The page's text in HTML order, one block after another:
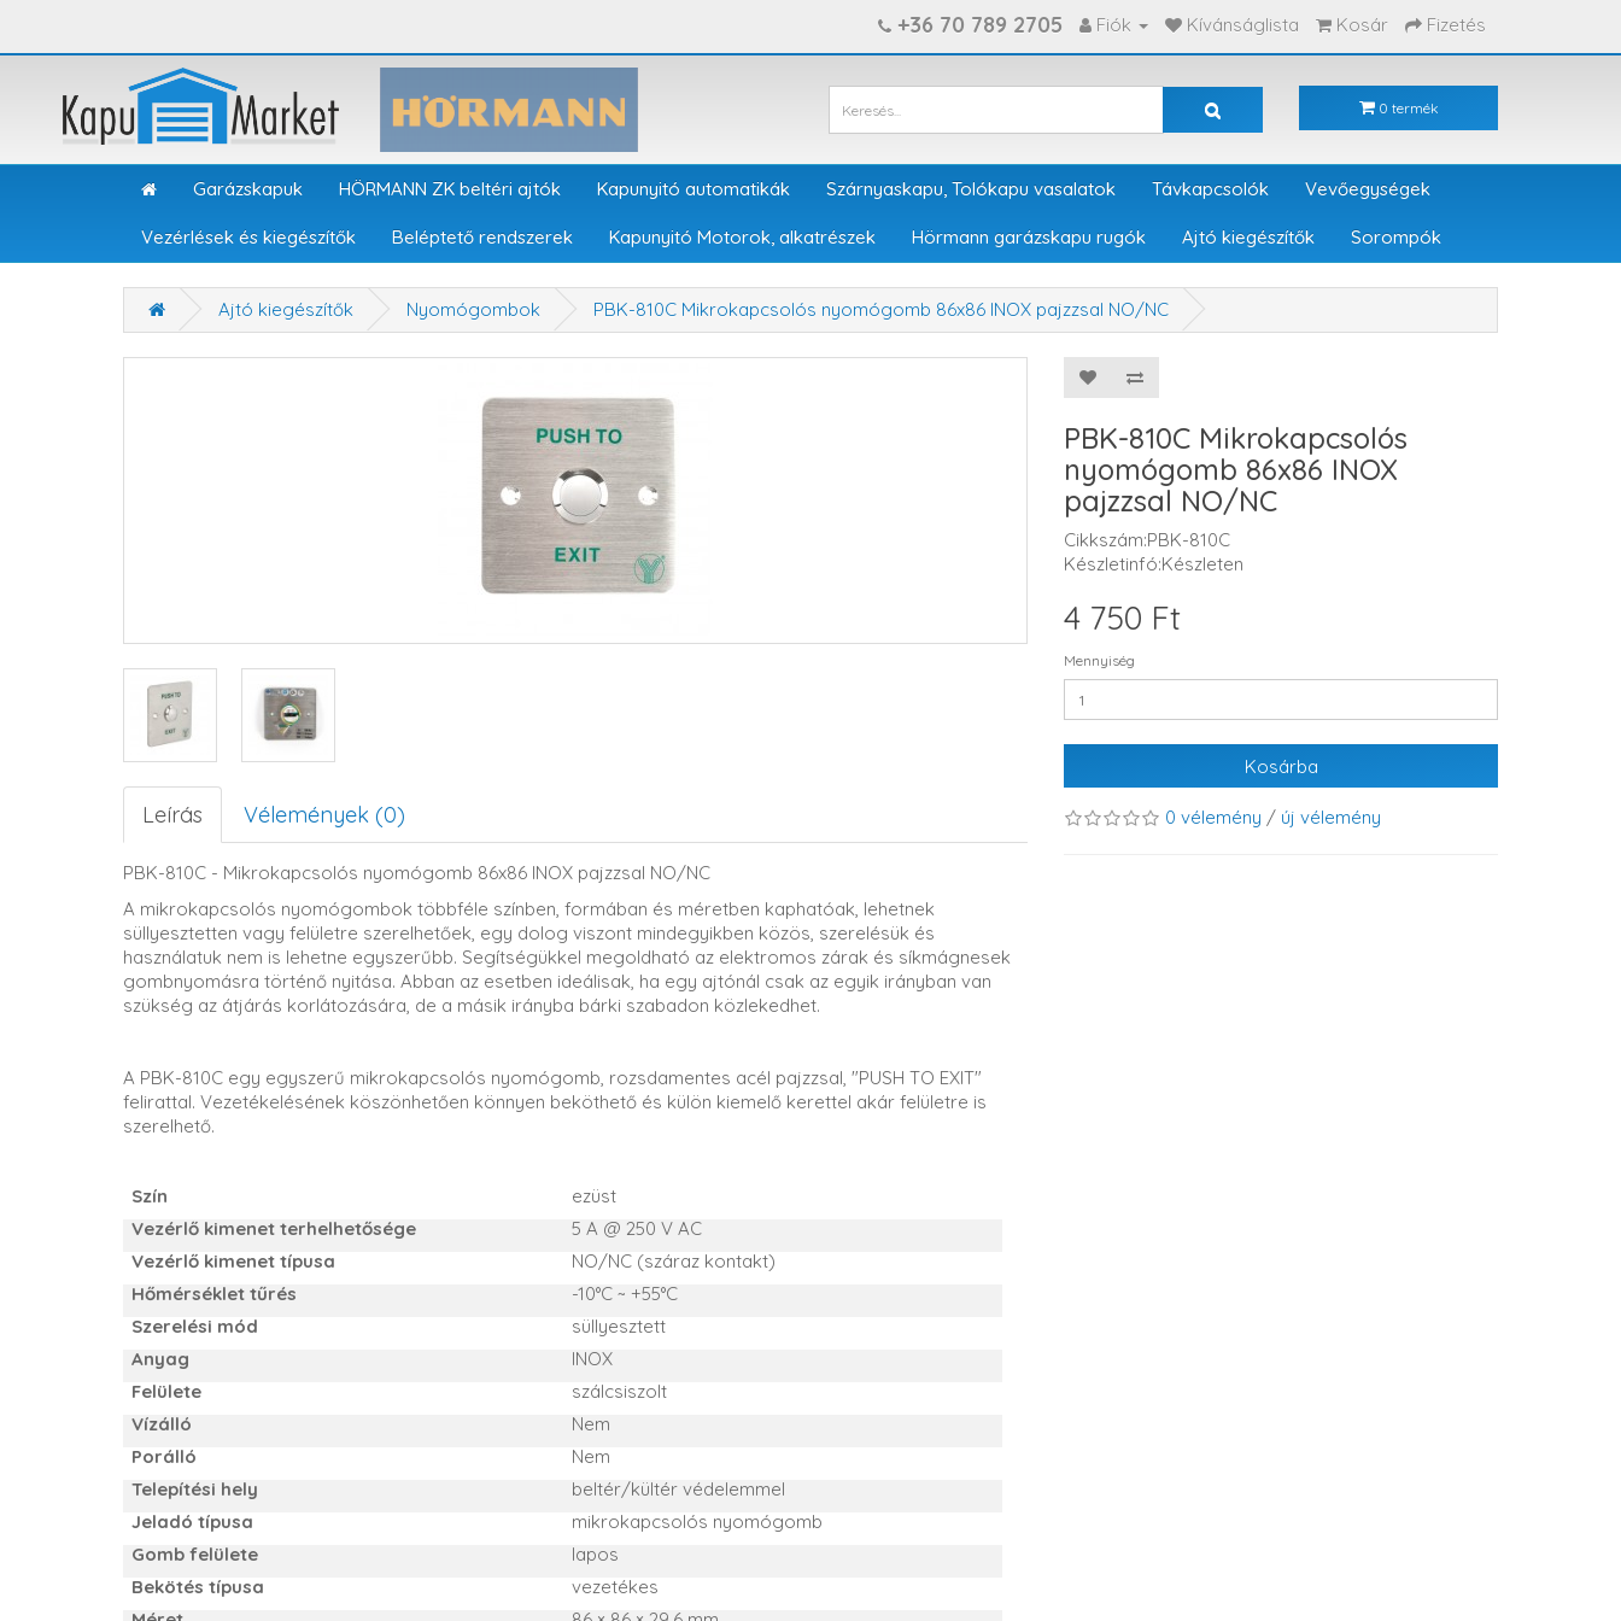
+36 70 789 2705 Fiók Kívánságlista Kosár Fizetés
0 termék
Garázskapuk HÖRMANN ZK beltéri ajtók Kapunyitó automatikák Szárnyaskapu, Tolókapu vasalatok Távkapcsolók Vevőegységek
Vezérlések és kiegészítők Beléptető rendszerek Kapunyitó Motorok, alkatrészek Hörmann garázskapu rugók Ajtó kiegészítők Sorompók
Ajtó kiegészítők Nyomógombok PBK-810C Mikrokapcsolós nyomógomb 86x86 INOX pajzzsal NO/NC
Leírás Vélemények (0)
PBK-810C - Mikrokapcsolós nyomógomb 86x86 INOX pajzzsal NO/NC
A mikrokapcsolós nyomógombok többféle színben, formában és méretben kaphatóak, lehetnek
süllyesztetten vagy felületre szerelhetőek, egy dolog viszont mindegyikben közös, szerelésük és
használatuk nem is lehetne egyszerűbb. Segítségükkel megoldható az elektromos zárak és síkmágnesek
gombnyomásra történő nyitása. Abban az esetben ideálisak, ha egy ajtónál csak az egyik irányban van
szükség az átjárás korlátozására, de a másik irányba bárki szabadon közlekedhet.
A PBK-810C egy egyszerű mikrokapcsolós nyomógomb, rozsdamentes acél pajzzsal, "PUSH TO EXIT"
felirattal. Vezetékelésének köszönhetően könnyen beköthető és külön kiemelő kerettel akár felületre is
szerelhető.
Szín
ezüst
Vezérlő kimenet terhelhetősége
5 A @ 250 V AC
Vezérlő kimenet típusa
NO/NC (száraz kontakt)
Hőmérséklet tűrés
-10°C ~ +55°C
Szerelési mód
süllyesztett
Anyag
INOX
Felülete
szálcsiszolt
Vízálló
Nem
Porálló
Nem
Telepítési hely
beltér/kültér védelemmel
Jeladó típusa
mikrokapcsolós nyomógomb
Gomb felülete
lapos
Bekötés típusa
vezetékes
PBK-810C Mikrokapcsolós
nyomógomb 86x86 INOX
pajzzsal NO/NC
Cikkszám:PBK-810C
Készletinfó:Készleten
4 750 Ft
Mennyiség
Kosárba
0 vélemény / új vélemény